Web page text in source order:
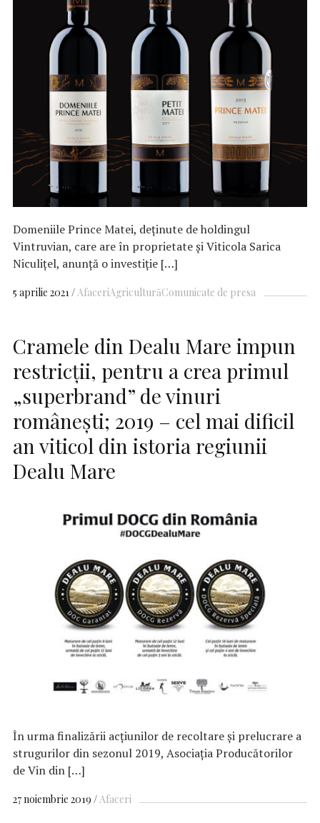
Domeniile Prince Matei, deținute de holdingul
Vintruvian, care are în proprietate și Viticola Sarica
Niculițel, anunță o investiție […]
5 aprilie 2021 AfaceriAgriculturăComunicate de presa
Cramele din Dealu Mare impun
restricții, pentru a crea primul
„superbrand” de vinuri
românești; 2019 – cel mai dificil
an viticol din istoria regiunii
Dealu Mare
În urma finalizării acțiunilor de recoltare și prelucrare a
strugurilor din sezonul 2019, Asociația Producătorilor
de Vin din […]
27 noiembrie 2019 Afaceri